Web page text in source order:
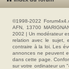
©1998-2022
AFN, 13700
2002 | Un modérateur
relation avec le sujet,
contraire à la loi. Les
annonces ne peuvent
dans cette page.
sur votre ordinateur un